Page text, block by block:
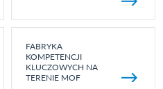
FABRYKA
KOMPETENCJI
KLUCZOWYCH NA
TERENIE MOF